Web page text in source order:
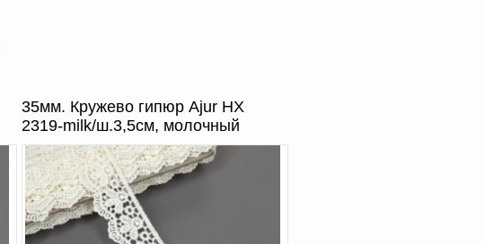
35мм. Кружево гипюр Ajur HX
2319-milk/ш.3,5см, молочный